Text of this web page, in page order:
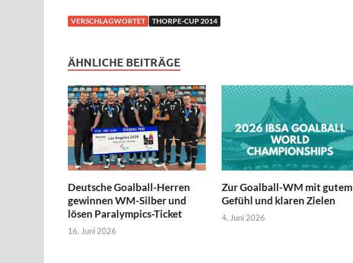
VERSCHLAGWORTET THORPE-CUP 2014
ÄHNLICHE BEITRÄGE
Deutsche Goalball-Herren
gewinnen WM-Silber und
lösen Paralympics-Ticket
16. Juni 2026
Zur Goalball-WM mit gutem
Gefühl und klaren Zielen
4. Juni 2026